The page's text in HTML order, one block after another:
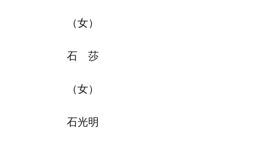
（女）
石 莎
（女）
石光明